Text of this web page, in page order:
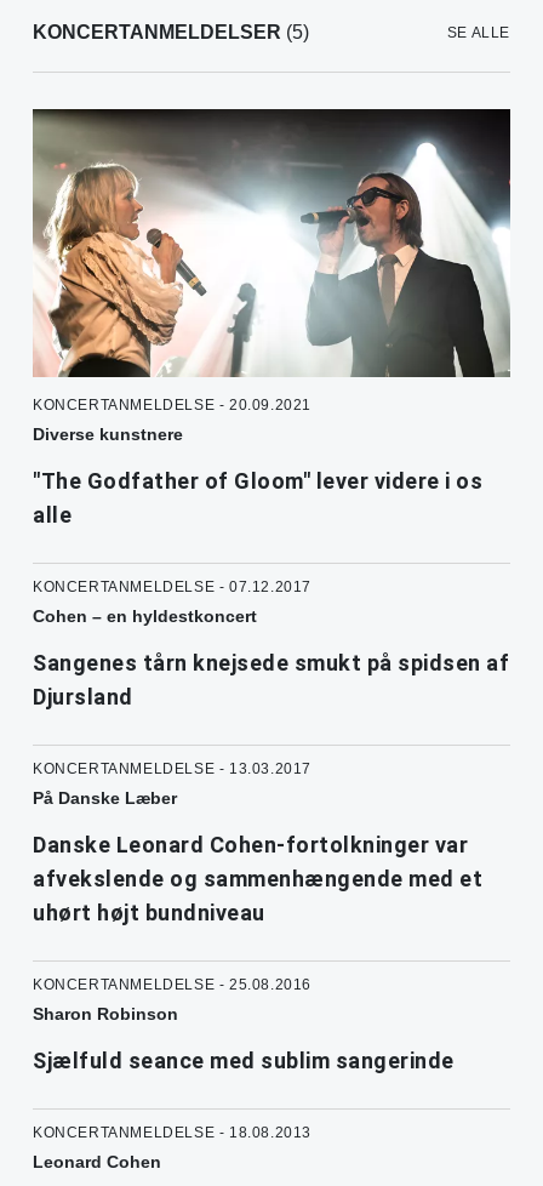
KONCERTANMELDELSER (5) SE ALLE
KONCERTANMELDELSE - 20.09.2021
Diverse kunstnere
"The Godfather of Gloom" lever videre i os
alle
KONCERTANMELDELSE - 07.12.2017
Cohen – en hyldestkoncert
Sangenes tårn knejsede smukt på spidsen af
Djursland
KONCERTANMELDELSE - 13.03.2017
På Danske Læber
Danske Leonard Cohen-fortolkninger var
afvekslende og sammenhængende med et
uhørt højt bundniveau
KONCERTANMELDELSE - 25.08.2016
Sharon Robinson
Sjælfuld seance med sublim sangerinde
KONCERTANMELDELSE - 18.08.2013
Leonard Cohen